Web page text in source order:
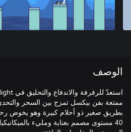
الوصف
ممتعة بفن بيكسل تمزج بين السحر
بطريق صغير ذو أحلام كبيرة وهو يخوض
40 مستوى مصمم بعناية ومليء